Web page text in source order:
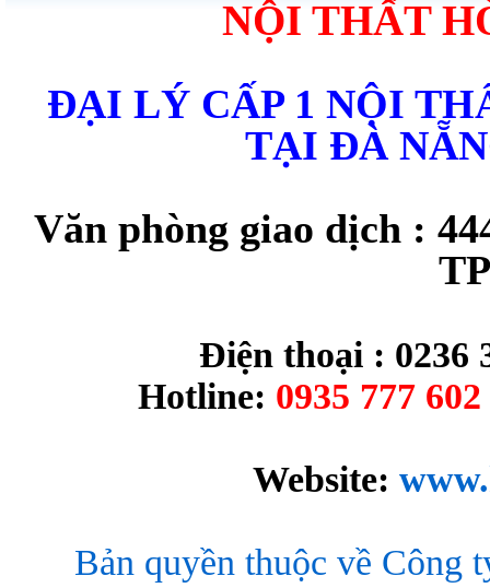
NỘI THẤT
ĐẠI LÝ CẤP 1 NỘI
TẠI ĐÀ
Văn phòng giao dịch :
Điện thoại : 0236
Hotline: 0935 777
Website:
Bản quyền thuộc về Công